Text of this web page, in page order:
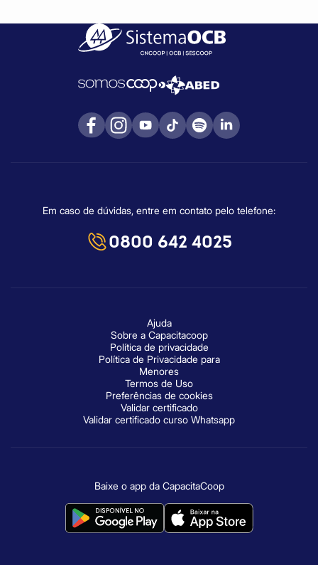
Em caso de dúvidas, entre em contato pelo telefone:
0800 642 4025
Ajuda
Sobre a Capacitacoop
Política de privacidade
Política de Privacidade para
Menores
Termos de Uso
Preferências de cookies
Validar certificado
Validar certificado curso Whatsapp
Baixe o app da CapacitaCoop